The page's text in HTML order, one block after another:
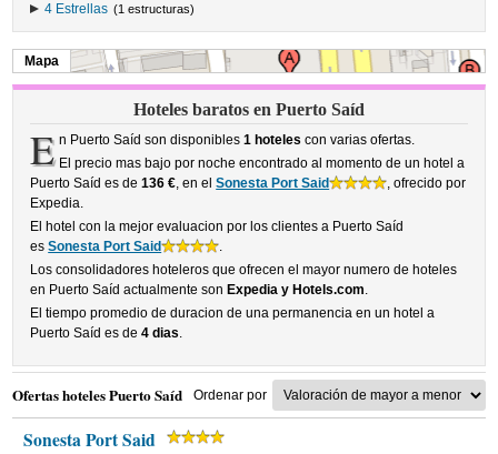
4 Estrellas (1 estructuras)
Mapa
Hoteles baratos en Puerto Saíd
E n Puerto Saíd son disponibles 1 hoteles con varias ofertas.
El precio mas bajo por noche encontrado al momento de un hotel a
Puerto Saíd es de136 €, en elSonesta Port Said
, ofrecido por
Expedia.
El hotel con la mejor evaluacion por los clientes a Puerto Saíd
esSonesta Port Said
.
Los consolidadores hoteleros que ofrecen el mayor numero de hoteles
en Puerto Saíd actualmente son Expedia y Hotels.com.
El tiempo promedio de duracion de una permanencia en un hotel a
Puerto Saíd es de4 dias.
Ofertas hoteles Puerto Saíd Ordenar por
Sonesta Port Said